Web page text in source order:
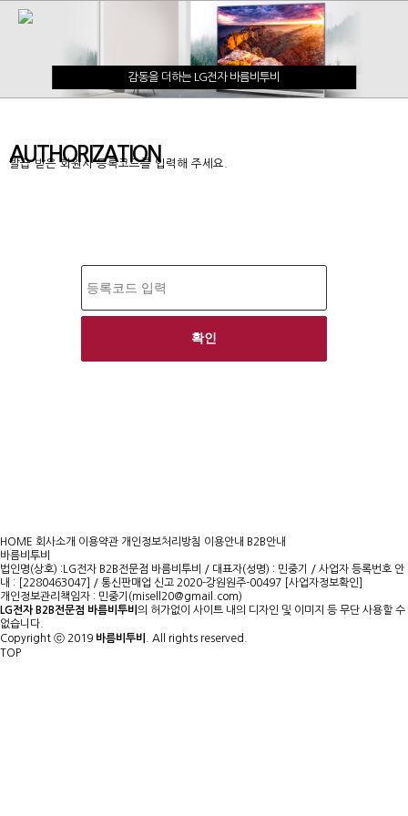
감동을 더하는 LG전자 바름비투비
AUTHORIZATION
발급 받은 회원사 등록코드를 입력해 주세요.
HOME 회사소개 이용약관 개인정보처리방침 이용안내 B2B안내
바름비투비
법인명(상호) :LG전자 B2B전문점 바름비투비 / 대표자(성명) : 민중기 / 사업자 등록번호 안
내 : [2280463047] / 통신판매업 신고 2020-강원원주-00497
[사업자정보확인]
개인정보관리책임자 : 민중기(misell20@gmail.com)
LG전자 B2B전문점 바름비투비 의 허가없이 사이트 내의 디자인 및 이미지 등 무단 사용할 수
없습니다.
Copyright ⓒ 2019 바름비투비
. All rights reserved.
TOP